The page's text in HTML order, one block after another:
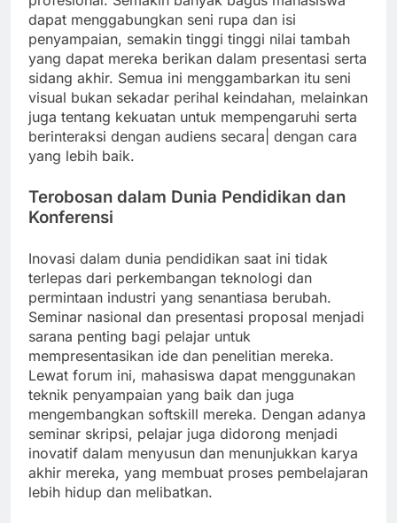
dapat menggabungkan seni rupa dan isi
penyampaian, semakin tinggi tinggi nilai tambah
yang dapat mereka berikan dalam presentasi serta
sidang akhir. Semua ini menggambarkan itu seni
visual bukan sekadar perihal keindahan, melainkan
juga tentang kekuatan untuk mempengaruhi serta
berinteraksi dengan audiens secara| dengan cara
yang lebih baik.
Terobosan dalam Dunia Pendidikan dan
Konferensi
Inovasi dalam dunia pendidikan saat ini tidak
terlepas dari perkembangan teknologi dan
permintaan industri yang senantiasa berubah.
Seminar nasional dan presentasi proposal menjadi
sarana penting bagi pelajar untuk
mempresentasikan ide dan penelitian mereka.
Lewat forum ini, mahasiswa dapat menggunakan
teknik penyampaian yang baik dan juga
mengembangkan softskill mereka. Dengan adanya
seminar skripsi, pelajar juga didorong menjadi
inovatif dalam menyusun dan menunjukkan karya
akhir mereka, yang membuat proses pembelajaran
lebih hidup dan melibatkan.